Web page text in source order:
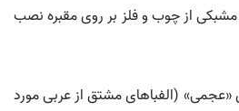
از چوب و فلز بر روی مقبره نصب
«عجمی» (الفباهای مشتق از عربی مورد